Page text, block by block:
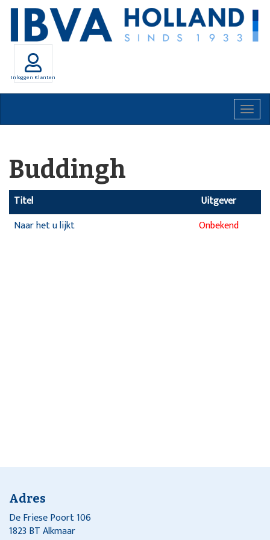
Inloggen Klanten
Buddingh
Titel
Uitgever
Naar het u lijkt
Onbekend
Adres
De Friese Poort 106
1823 BT Alkmaar